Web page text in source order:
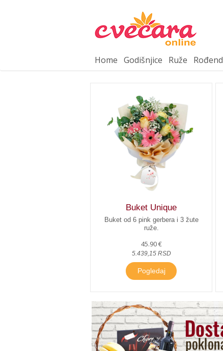
Home Godišnjice Ruže
Buket Unique
Buket od 6 pink gerbera i 3 žute
ruže.
45.90 €
5.439,15 RSD
Pogledaj
..
.